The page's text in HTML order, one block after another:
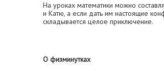
На уроках математики можно
и Катю, а если дать им настоящие
складывается целое приключение.
О физминутках